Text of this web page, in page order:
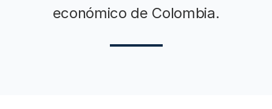
económico de Colombia.